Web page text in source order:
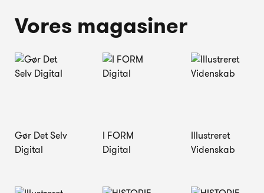
Vores magasiner
Gør Det Selv
Digital
I FORM
Digital
Illustreret
Videnskab